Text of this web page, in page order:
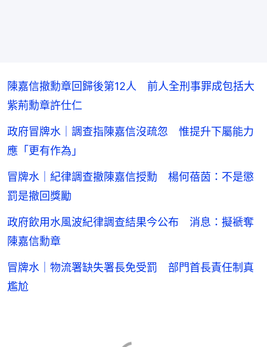
陳嘉信撤勳章回歸後第12人 前人全刑事罪成包括大
紫荊勳章許仕仁
政府冒牌水｜調查指陳嘉信沒疏忽 惟提升下屬能力
應「更有作為」
冒牌水｜紀律調查撤陳嘉信授勳 楊何蓓茵：不是懲
罰是撤回獎勵
政府飲用水風波紀律調查結果今公布 消息：擬褫奪
陳嘉信勳章
冒牌水｜物流署缺失署長免受罰 部門首長責任制真
尷尬